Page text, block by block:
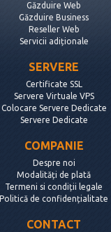
Găzduire Web
Găzduire Business
Reseller Web
Servicii adiționale
SERVERE
Certificate SSL
Servere Virtuale VPS
Colocare Servere Dedicate
Servere Dedicate
COMPANIE
Despre noi
Modalități de plată
Termeni si condiții legale
Politică de confidențialitate
CONTACT